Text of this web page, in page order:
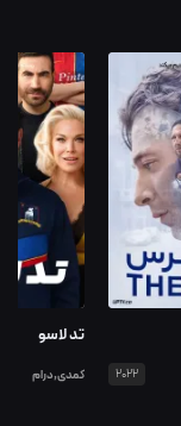
2022
تد لاسو
کمدی,درام